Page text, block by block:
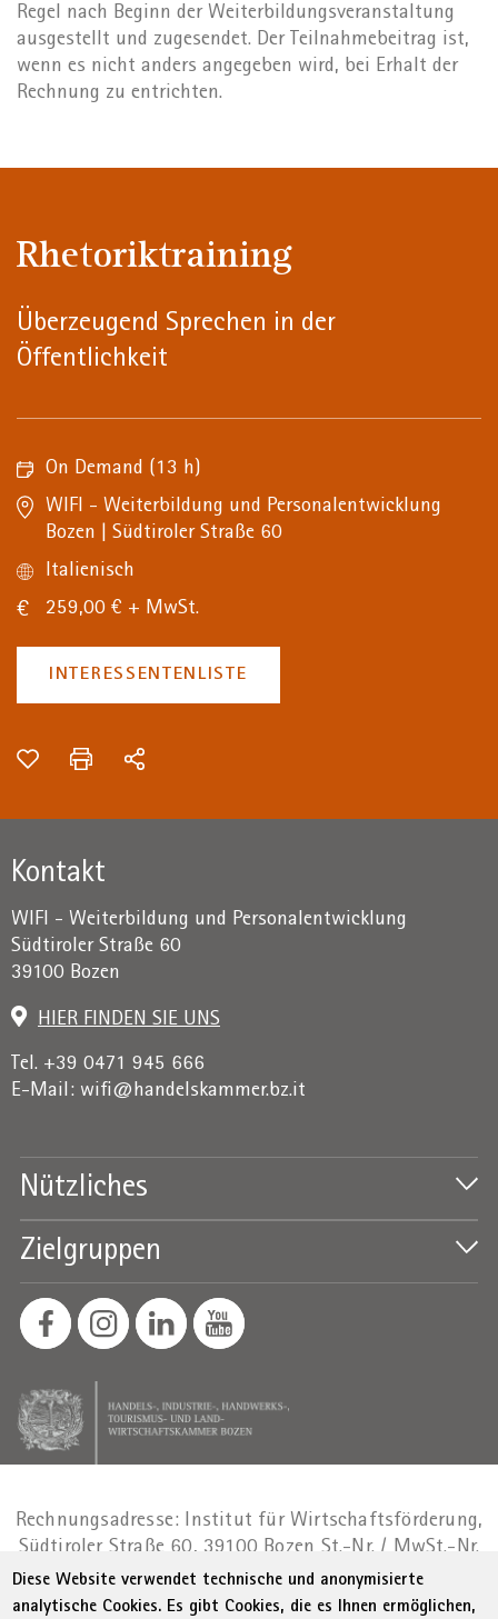
Regel nach Beginn der Weiterbildungsveranstaltung
ausgestellt und zugesendet. Der Teilnahmebeitrag ist,
wenn es nicht anders angegeben wird, bei Erhalt der
Rechnung zu entrichten.
Rhetoriktraining
Überzeugend Sprechen in der
Öffentlichkeit
On Demand (13 h)
WIFI - Weiterbildung und Personalentwicklung
Bozen | Südtiroler Straße 60
Italienisch
259,00 € + MwSt.
INTERESSENTENLISTE
Kontakt
WIFI - Weiterbildung und Personalentwicklung
Südtiroler Straße 60
39100 Bozen
HIER FINDEN SIE UNS
Tel. +39 0471 945 666
E-Mail: wifi@handelskammer.bz.it
Nützliches
Zielgruppen
Rechnungsadresse: Institut für Wirtschaftsförderung,
Südtiroler Straße 60, 39100 Bozen St.-Nr. / MwSt.-Nr.
01716880214|administration-
as@bz.legalmail.camcom.it
Diese Website verwendet technische und anonymisierte
analytische Cookies. Es gibt Cookies, die es Ihnen ermöglichen,